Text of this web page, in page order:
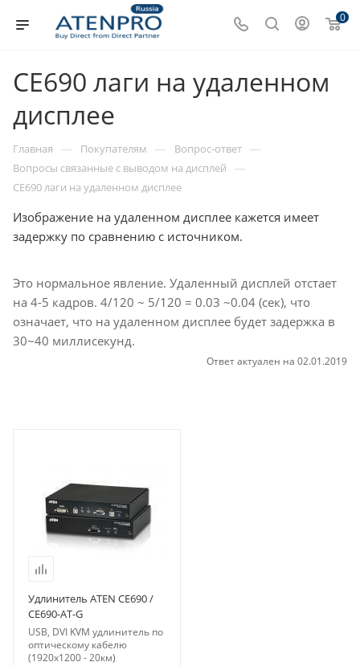
0
CE690 лаги на удаленном
дисплее
Главная — Покупателям — Вопрос-ответ —
Вопросы связанные с выводом на дисплей —
CE690 лаги на удаленном дисплее
Изображение на удаленном дисплее кажется имеет
задержку по сравнению с источником.
Это нормальное явление. Удаленный дисплей отстает
на 4-5 кадров. 4/120 ~ 5/120 = 0.03 ~0.04 (сек), что
означает, что на удаленном дисплее будет задержка в
30~40 миллисекунд.
Ответ актуален на 02.01.2019
Удлинитель ATEN CE690 /
CE690-AT-G
USB, DVI KVM удлинитель по
оптическому кабелю
(1920x1200 - 20км)